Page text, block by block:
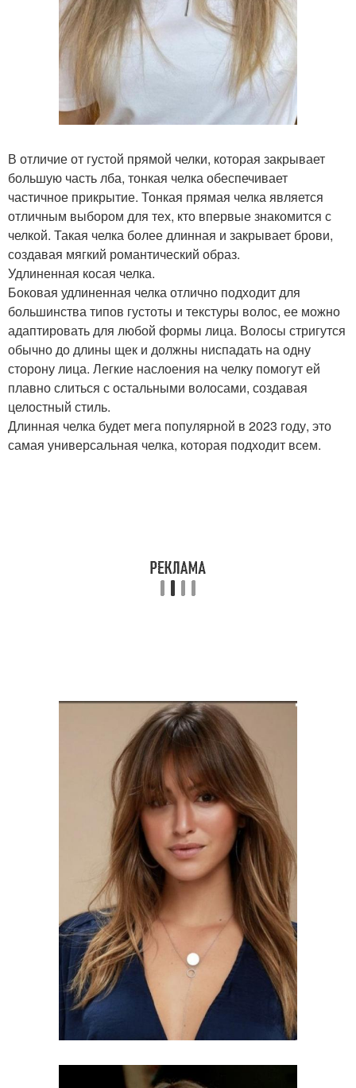
В отличие от густой прямой челки, которая закрывает
большую часть лба, тонкая челка обеспечивает
частичное прикрытие. Тонкая прямая челка является
отличным выбором для тех, кто впервые знакомится с
челкой. Такая челка более длинная и закрывает брови,
создавая мягкий романтический образ.
Удлиненная косая челка.
Боковая удлиненная челка отлично подходит для
большинства типов густоты и текстуры волос, ее можно
адаптировать для любой формы лица. Волосы стригутся
обычно до длины щек и должны ниспадать на одну
сторону лица. Легкие наслоения на челку помогут ей
плавно слиться с остальными волосами, создавая
целостный стиль.
Длинная челка будет мега популярной в 2023 году, это
самая универсальная челка, которая подходит всем.